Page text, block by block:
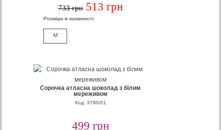
733 грн 513 грн
Розміри в наявності:
M
Сорочка атласна шоколад з білим
мереживом
Код: 3790/01
499 грн